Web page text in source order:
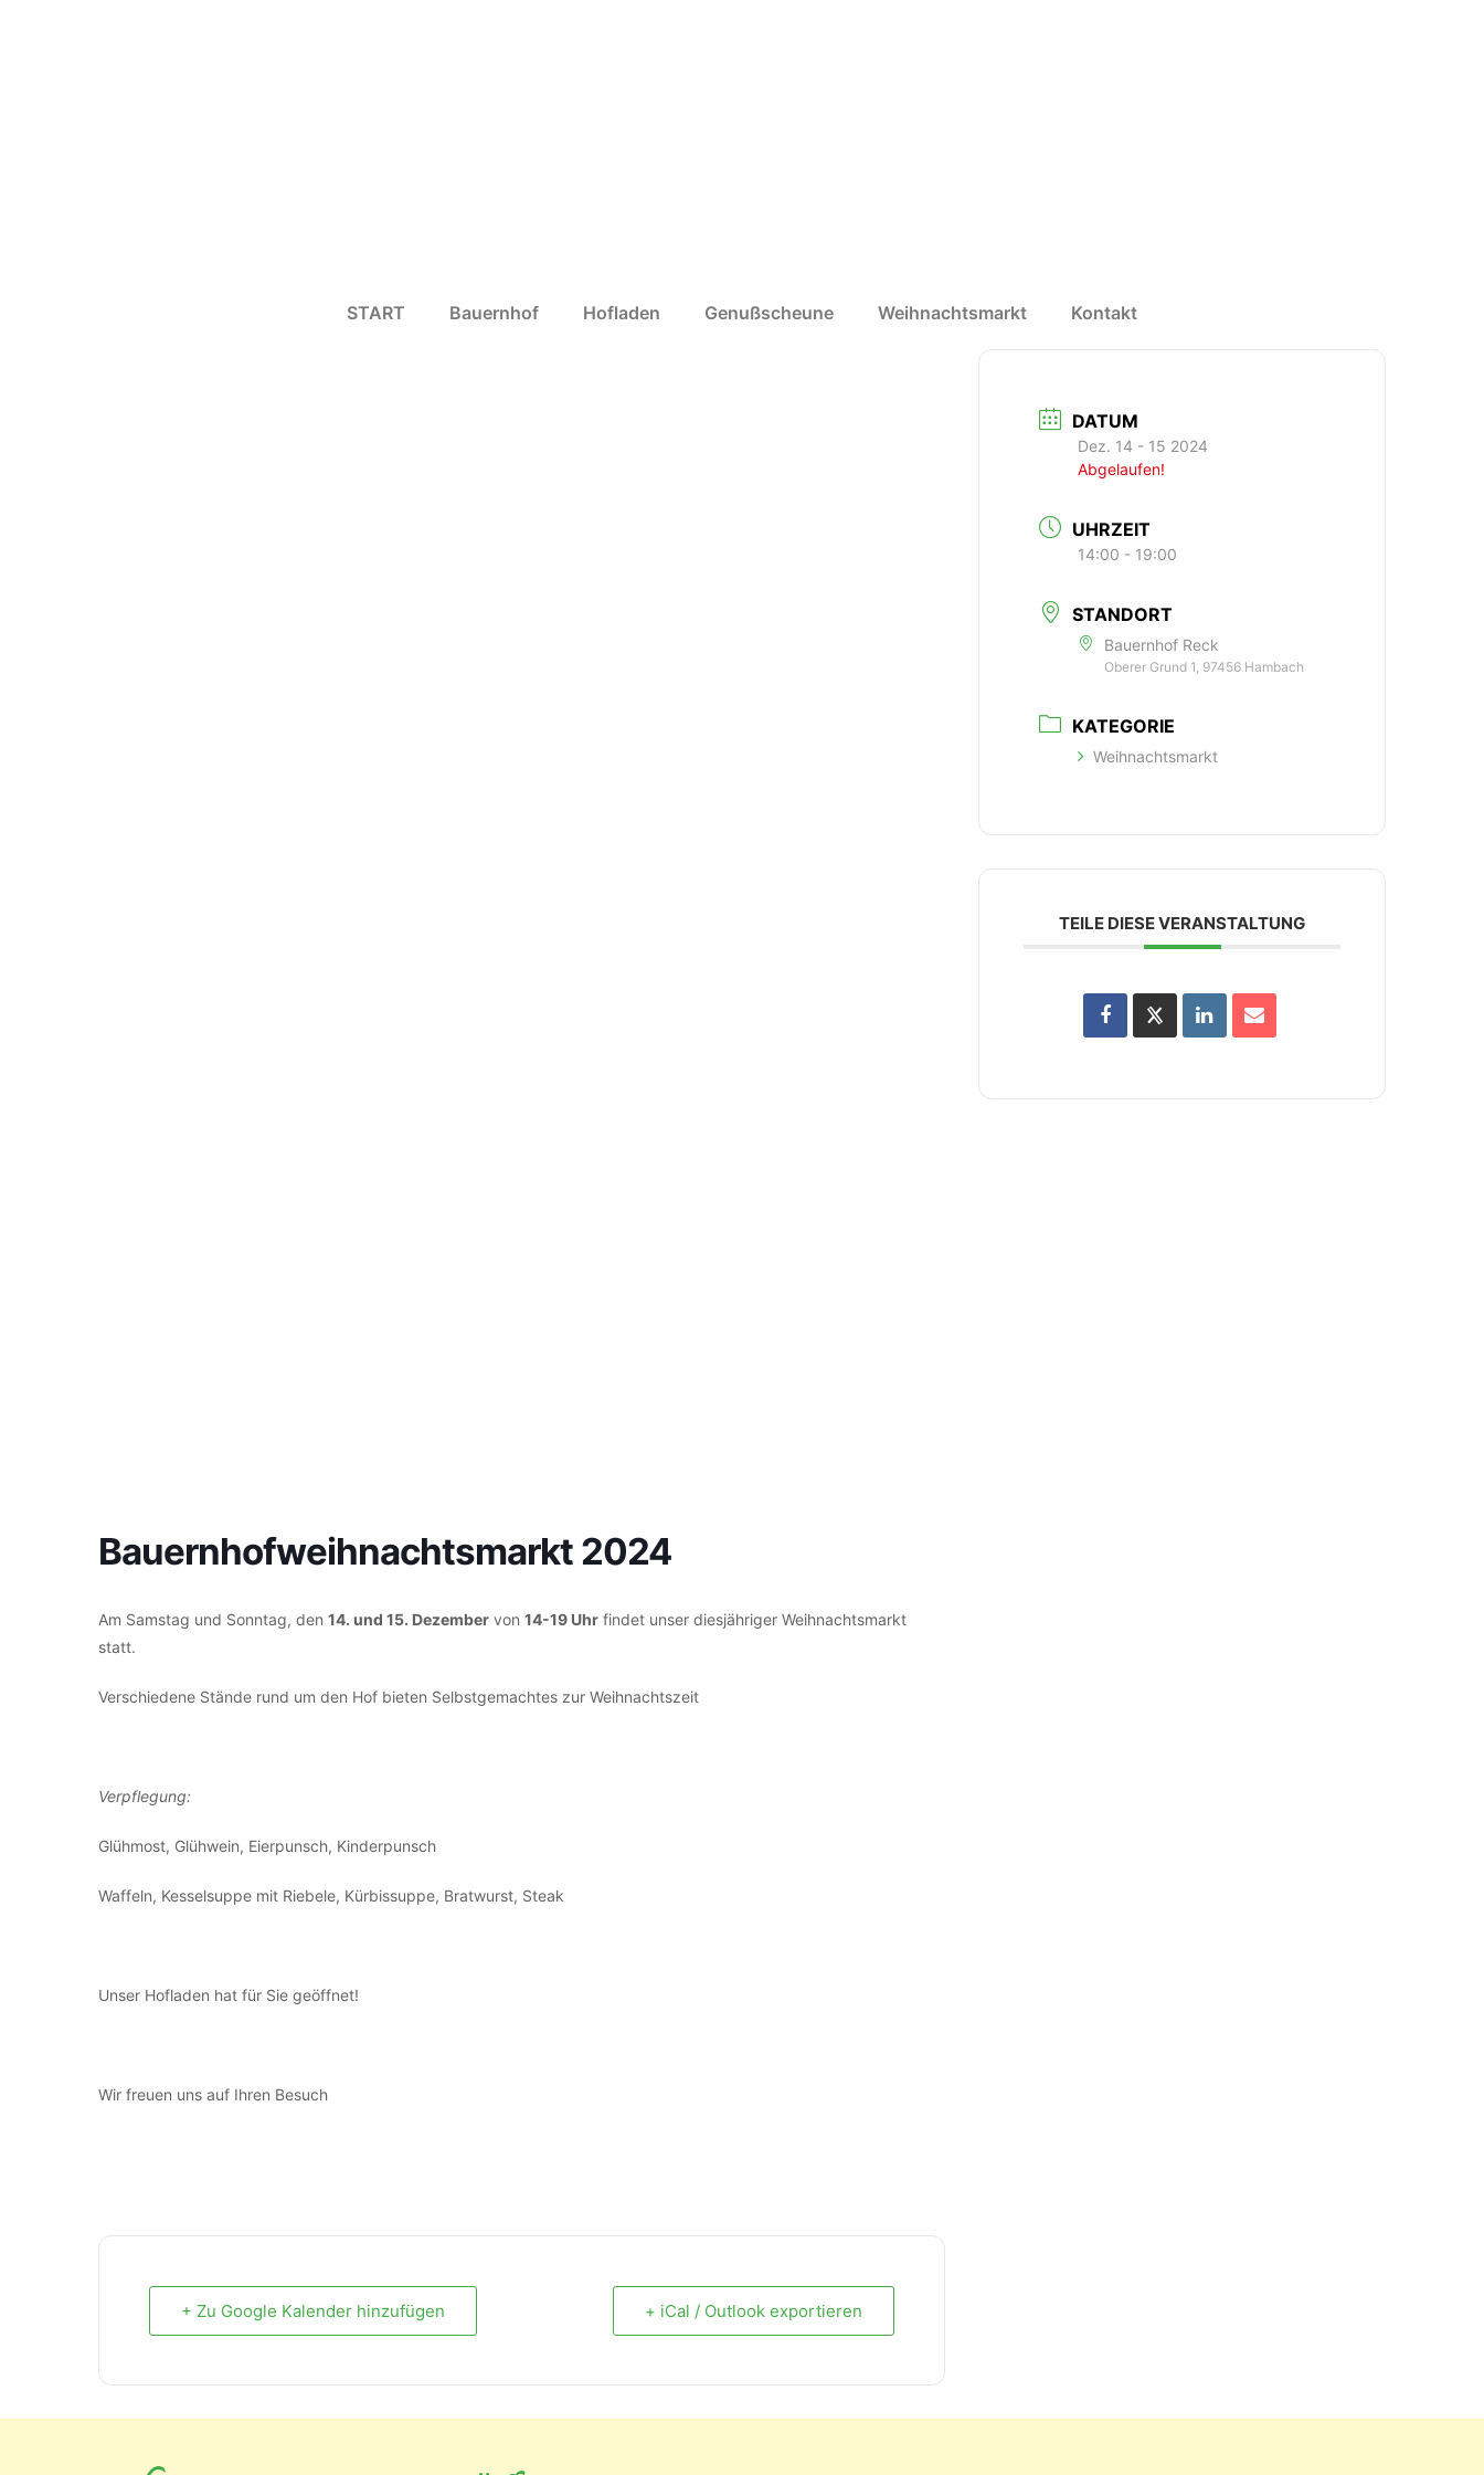
START Bauernhof Hofladen Genußscheune Weihnachtsmarkt Kontakt
Bauernhofweihnachtsmarkt 2024
Am Samstag und Sonntag, den 14. und 15. Dezember von 14-19 Uhr findet unser diesjähriger Weihnachtsmarkt
statt.
Verschiedene Stände rund um den Hof bieten Selbstgemachtes zur Weihnachtszeit
Verpflegung:
Glühmost, Glühwein, Eierpunsch, Kinderpunsch
Waffeln, Kesselsuppe mit Riebele, Kürbissuppe, Bratwurst, Steak
Unser Hofladen hat für Sie geöffnet!
Wir freuen uns auf Ihren Besuch
+ Zu Google Kalender hinzufügen + iCal / Outlook exportieren
DATUM
Dez. 14 - 15 2024
Abgelaufen!
UHRZEIT
14:00 - 19:00
STANDORT
Bauernhof Reck
Oberer Grund 1, 97456 Hambach
KATEGORIE
Weihnachtsmarkt
TEILE DIESE VERANSTALTUNG